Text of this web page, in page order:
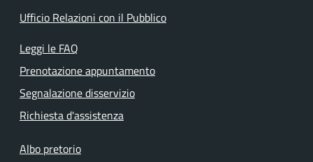
Ufficio Relazioni con il Pubblico
Leggi le FAQ
Prenotazione appuntamento
Segnalazione disservizio
Richiesta d'assistenza
Albo pretorio